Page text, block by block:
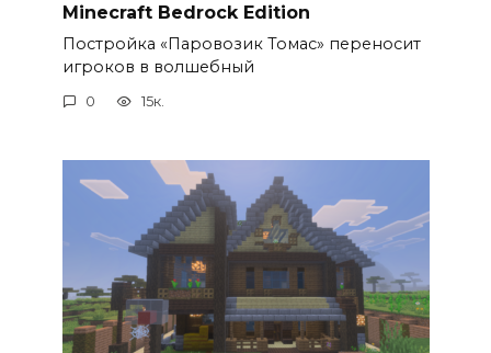
Minecraft Bedrock Edition
Постройка «Паровозик Томас» переносит
игроков в волшебный
0 15к.